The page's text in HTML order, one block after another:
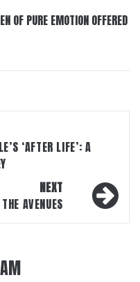
OF PURE EMOTION OFFERED
‘AFTER LIFE’: A
NEXT
AVENUES